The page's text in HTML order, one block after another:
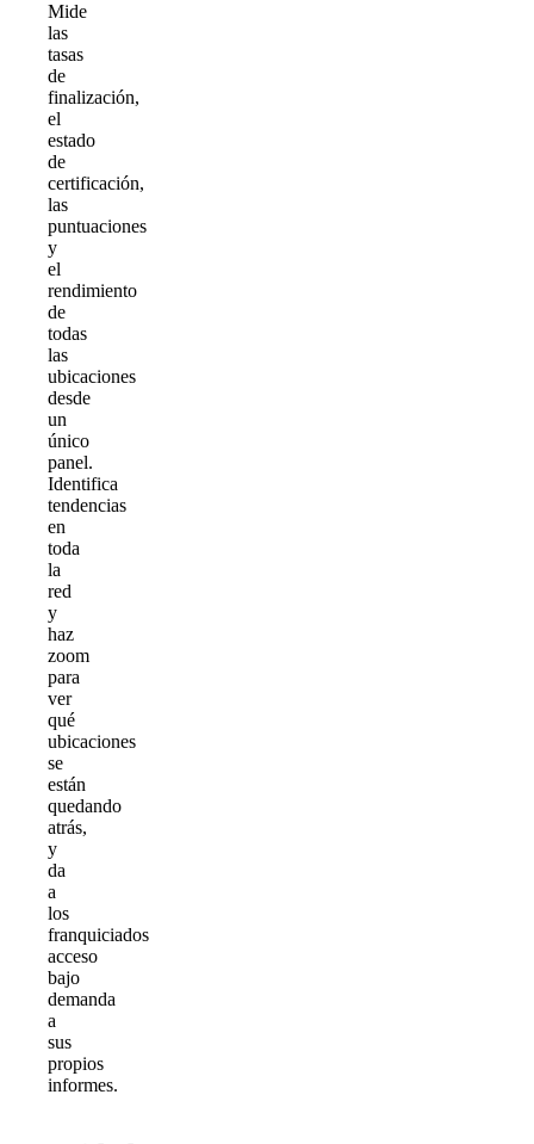
Mide
las
tasas
de
finalización,
el
estado
de
certificación,
las
puntuaciones
y
el
rendimiento
de
todas
las
ubicaciones
desde
un
único
panel.
Identifica
tendencias
en
toda
la
red
y
haz
zoom
para
ver
qué
ubicaciones
se
están
quedando
atrás,
y
da
a
los
franquiciados
acceso
bajo
demanda
a
sus
propios
informes.